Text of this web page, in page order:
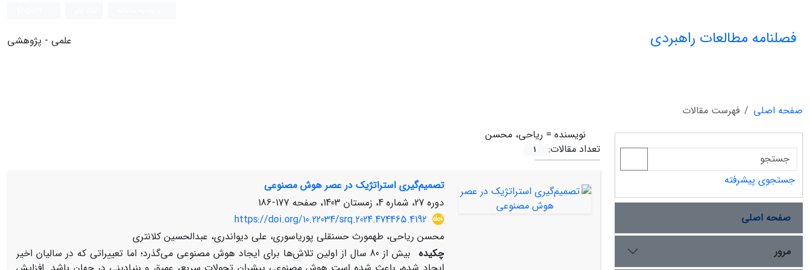
فصلنامه مطالعات راهبردی علمی - پژوهشی
صفحه اصلی
فهرست مقالات
نویسنده = ریاحی، محسن
تعداد مقالات:
1
تصمیم‌گیری استراتژیک در عصر هوش مصنوعی
دوره 27، شماره 4، زمستان 1403، صفحه
177-186
https://doi.org/10.22034/srq.2024.474465.4192
محسن ریاحی، طهمورث حسنقلی پوریاسوری، علی دیواندری، عبدالحسین کلانتری
چکیده
بیش از 80 سال از اولین تلاش‌ها برای ایجاد هوش مصنوعی می‌گذرد؛ اما تعییراتی که در سالیان اخیر
جستجوی پیشرفته
صفحه اصلی
مرور